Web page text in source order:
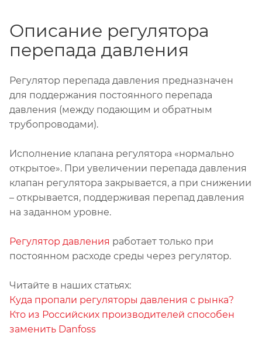
Описание регулятора
перепада давления
Регулятор перепада давления предназначен
для поддержания постоянного перепада
давления (между подающим и обратным
трубопроводами).
Исполнение клапана регулятора «нормально
открытое». При увеличении перепада давления
клапан регулятора закрывается, а при снижении
– открывается, поддерживая перепад давления
на заданном уровне.
Регулятор давления работает только при
постоянном расходе среды через регулятор.
Читайте в наших статьях:
Куда пропали регуляторы давления с рынка?
Кто из Российских производителей способен
заменить Danfoss